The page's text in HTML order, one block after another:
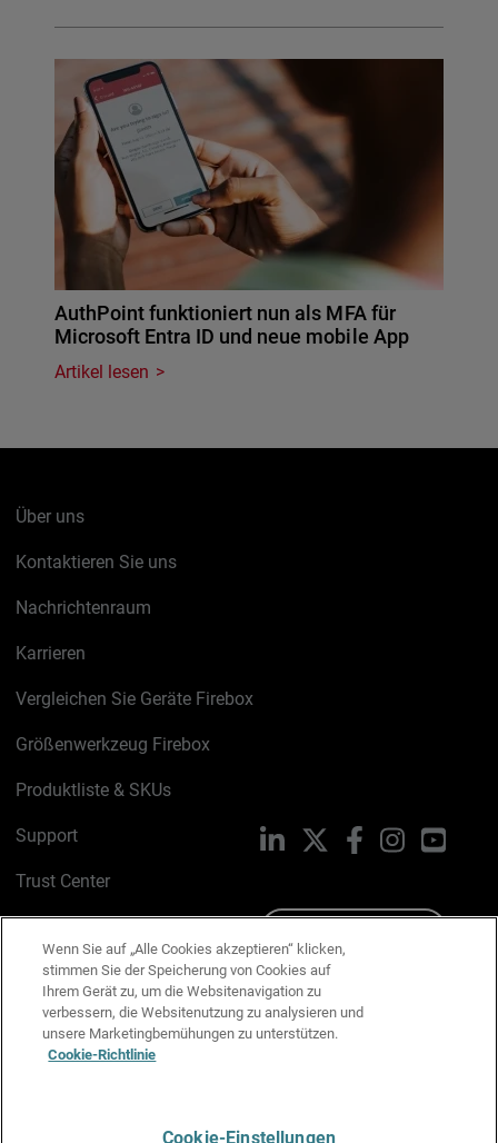
AuthPoint funktioniert nun als MFA für
Microsoft Entra ID und neue mobile App
Artikel lesen
Über uns
Kontaktieren Sie uns
Nachrichtenraum
Karrieren
Vergleichen Sie Geräte Firebox
Größenwerkzeug Firebox
Produktliste & SKUs
Support
Trust Center
Cookie-Richtlinie
Datenschutzrichtlinie
Media & Brand Kit
LinkedIn FacebookInstagram
Wenn Sie auf „Alle Cookies akzeptieren“ klicken,
stimmen Sie der Speicherung von Cookies auf
Ihrem Gerät zu, um die Websitenavigation zu
verbessern, die Websitenutzung zu analysieren und
unsere Marketingbemühungen zu unterstützen.
Cookie-Richtlinie
Cookie-Einstellungen